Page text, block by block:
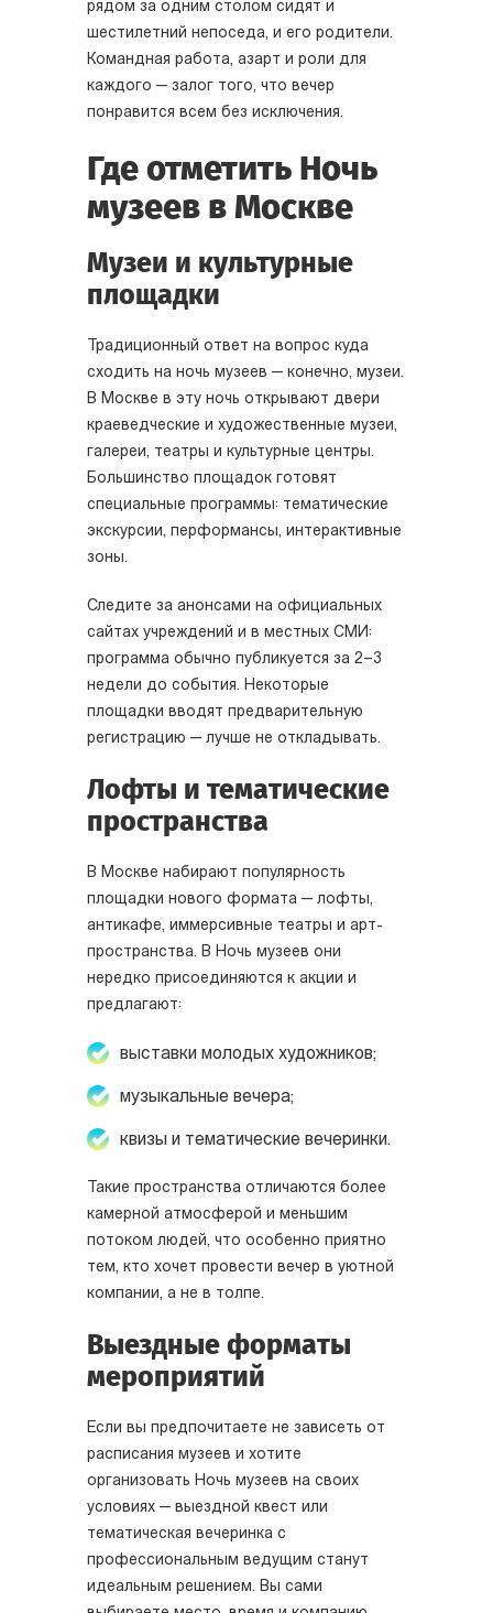
рядом за одним столом сидят и
шестилетний непоседа, и его родители.
Командная работа, азарт и роли для
каждого — залог того, что вечер
понравится всем без исключения.
Где отметить Ночь
музеев в Москве
Музеи и культурные
площадки
Традиционный ответ на вопрос куда
сходить на ночь музеев — конечно, музеи.
В Москве в эту ночь открывают двери
краеведческие и художественные музеи,
галереи, театры и культурные центры.
Большинство площадок готовят
специальные программы: тематические
экскурсии, перформансы, интерактивные
зоны.
Следите за анонсами на официальных
сайтах учреждений и в местных СМИ:
программа обычно публикуется за 2–3
недели до события. Некоторые
площадки вводят предварительную
регистрацию — лучше не откладывать.
Лофты и тематические
пространства
В Москве набирают популярность
площадки нового формата — лофты,
антикафе, иммерсивные театры и арт-
пространства. В Ночь музеев они
нередко присоединяются к акции и
предлагают:
выставки молодых художников;
музыкальные вечера;
квизы и тематические вечеринки.
Такие пространства отличаются более
камерной атмосферой и меньшим
потоком людей, что особенно приятно
тем, кто хочет провести вечер в уютной
компании, а не в толпе.
Выездные форматы
мероприятий
Если вы предпочитаете не зависеть от
расписания музеев и хотите
организовать Ночь музеев на своих
условиях — выездной квест или
тематическая вечеринка с
профессиональным ведущим станут
идеальным решением. Вы сами